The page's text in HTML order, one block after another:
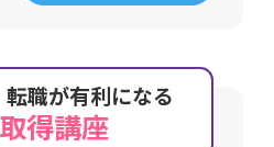
職が有利になる
得講座